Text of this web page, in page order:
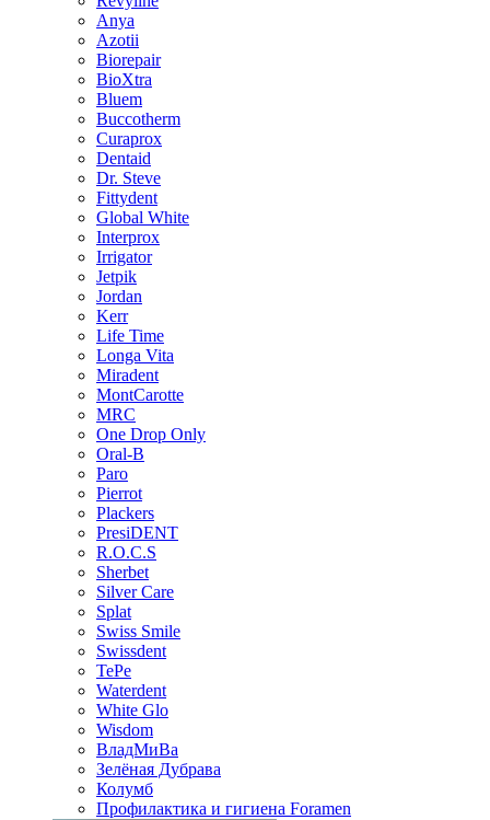
Anya
Azotii
Biorepair
BioXtra
Bluem
Buccotherm
Curaprox
Dentaid
Dr. Steve
Fittydent
Global White
Interprox
Irrigator
Jetpik
Jordan
Kerr
Life Time
Longa Vita
Miradent
MontCarotte
MRC
One Drop Only
Oral-B
Paro
Pierrot
Plackers
PresiDENT
R.O.C.S
Sherbet
Silver Care
Splat
Swiss Smile
Swissdent
TePe
Waterdent
White Glo
Wisdom
ВладМиВа
Зелёная Дубрава
Колумб
Профилактика и гигиена Foramen